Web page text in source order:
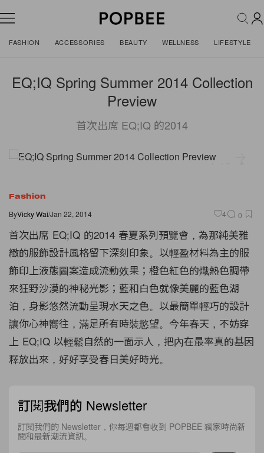
FASHION ACCESSORIES BEAUTY WELLNESS LIFESTYLE
EQ;IQ Spring Summer 2014 Collection
Preview
首次出席 EQ;IQ 的2014
Fashion
ByVicky Wai/Jan 22, 2014 4 0
首次出席 EQ;IQ 的2014 春夏系列預覽會，為那純美雅
緻的服飾設計風格留下深刻印象。以輕盈材料為主的服
飾印上液態圖案造成流動效果；橙色紅色的熾熱色調帶
來狂野沙漠的神秘光影；藍和白色就像美麗的藍色湖
泊，身影悠然流動呈現水天之色。以最簡單輕巧的設計
讓你心神嚮往，滿足所有時裝慾望。今年春天，不妨穿
上 EQ;IQ 以輕鬆自然的一面示人，把內在最率真的基因
釋放出來，好好享受春日美好時光。
訂閱我們的 Newsletter
訂閱我們的 Newsletter，你每週都會收到 POPBEE 獨家時尚新
聞和最新潮流資訊。